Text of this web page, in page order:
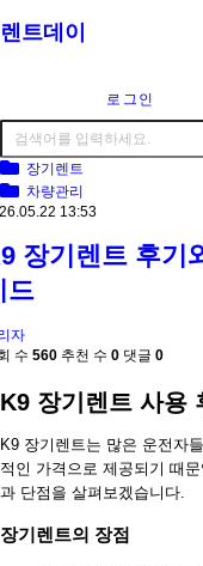
렌트데이
로그인
장기렌트
차량관리
13:53
장기렌트 후기
드
자
수 560 추천 수 0 댓글 0
K9 장기렌트 사용
K9 장기렌트는 많은 운전자
적인 가격으로 제공되기 때
과 단점을 살펴보겠습니다.
장기렌트의 장점